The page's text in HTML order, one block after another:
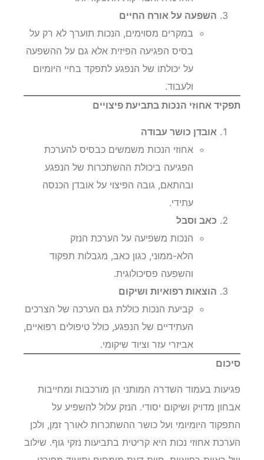
השפעה על אורח החיים
במקרים מסוימים, הנכות תוערך לא רק על
בסיס הפגיעה הפיזית אלא גם על ההשפעה
על יכולתו של הנפגע לתפקד בחיי היומיום
ולעבוד.
תפקיד אחוזי הנכות בתביעת פיצויים
אובדן כושר עבודה
אחוזי הנכות משמשים כבסיס להערכת
הפגיעה ביכולת ההשתכרות של הנפגע
ובהתאם, גובה הפיצוי על אובדן הכנסה
עתידי.
כאב וסבל
הנכות משפיעה על הערכת הנזק
הלא-ממוני, כגון כאב, מגבלות תפקוד
והשפעה פסיכולוגית.
הוצאות רפואיות ושיקום
קביעת הנכות כוללת גם הערכה של הצרכים
העתידיים של הנפגע, כולל טיפולים רפואיים,
אביזרי עזר וציוד שיקומי.
סיכום
פגיעות בעמוד השדרה המותני הן מורכבות ומחייבות
אבחון מדויק ושיקום יסודי. הנזק עלול להשפיע על
התפקוד היומיומי ועל כושר ההשתכרות לאורך זמן, ולכן
הערכת אחוזי נכות היא קריטית בתביעות נזקי גוף. שילוב